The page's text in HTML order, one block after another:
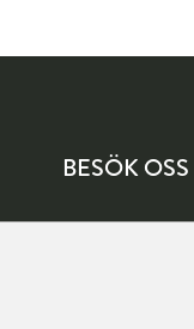
BESÖK OSS
Ynglingavägen 1